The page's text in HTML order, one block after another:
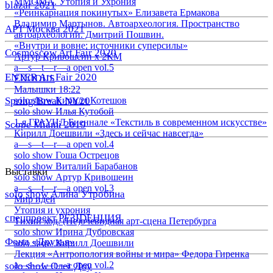
blazar 2021
АРТ Москва 2021
Cosmoscow Art Fair 2020
ENTER Art Fair 2020
Spring/Break NY20
Scope Miami 2019
Выставки
solo show Алина Утробина
спецпроект РЕЗIDЕНЦИЯ
Фонд «Друзья»
solo show Олег Доу
«Реинкарнация покинутых» Елизавета Ермакова
Владимир Мартынов. Автоархеология. Пространство
автоархеологии. Дмитрий Пошвин.
«Внутри и вовне: источники суперсилы»
Артур Кривошеин х 2КМ
a—s—t—r—a open vol.5
EXODUS
Малышки 18:22
solo show Кирилл Котешов
solo show Илья Кутобой
1-я ГРАУНД Биеннале «Текстиль в современном искусстве»
Кирилл Доешвили «Здесь и сейчас навсегда»
a—s—t—r—a open vol.4
solo show Гоша Острецов
solo show Виталий Барабанов
solo show Артур Кривошеин
a—s—t—r—a open vol.3
Мир идей
Утопия и ухрония
Тихий ход. (Не)очевидная арт-сцена Петербурга
solo show Ирина Дубровская
solo show Кирилл Доешвили
Лекция «Антропология войны и мира» Федора Гиренка
a—s—t—r—a open vol.2